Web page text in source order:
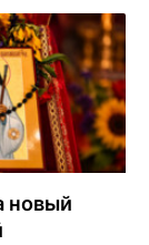
новый